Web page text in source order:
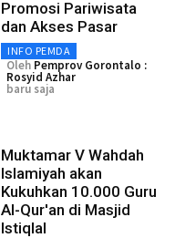
Promosi Pariwisata
dan Akses Pasar
INFO PEMDA
Oleh Pemprov Gorontalo :
Rosyid Azhar
baru saja
Muktamar V Wahdah
Islamiyah akan
Kukuhkan 10.000 Guru
Al-Qur'an di Masjid
Istiqlal